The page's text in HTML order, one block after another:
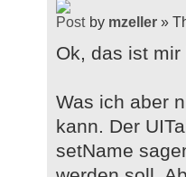
by mzeller »
Ok, das ist mir
Was ich aber
kann. Der
setName